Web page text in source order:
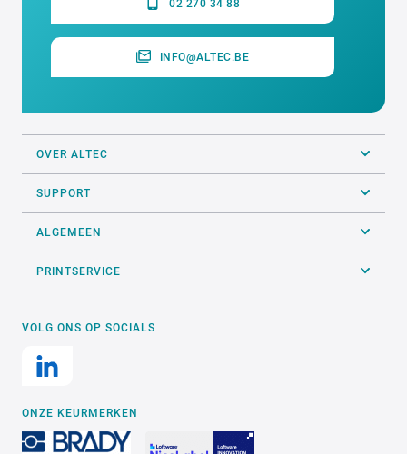
02 270 34 88
INFO@ALTEC.BE
OVER ALTEC
SUPPORT
ALGEMEEN
PRINTSERVICE
VOLG ONS OP SOCIALS
ONZE KEURMERKEN